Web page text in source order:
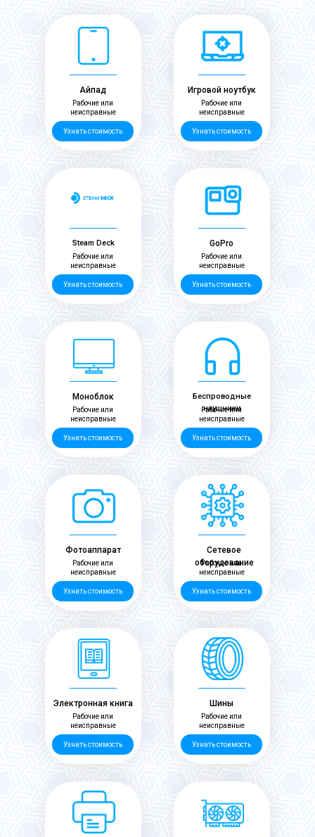
Айпад
Рабочие или
неисправные
Узнать стоимость
Узнать стоимость
Сетевое
оборудование
Рабочие или
неисправные
Узнать стоимость
Рабочие или
неисправные
Беспроводные
наушники
Узнать стоимость
Рабочие или
неисправные
Шины
Узнать стоимость
Рабочие или
неисправные
Электронная книга
Моноблок
Узнать стоимость
Рабочие или
неисправные
Узнать стоимость
Фотоаппарат
Рабочие или
неисправные
GoPro
Узнать стоимость
Рабочие или
неисправные
Рабочие или
неисправные
Узнать стоимость
Steam Deck
Игровой ноутбук
Рабочие или
неисправные
Узнать стоимость